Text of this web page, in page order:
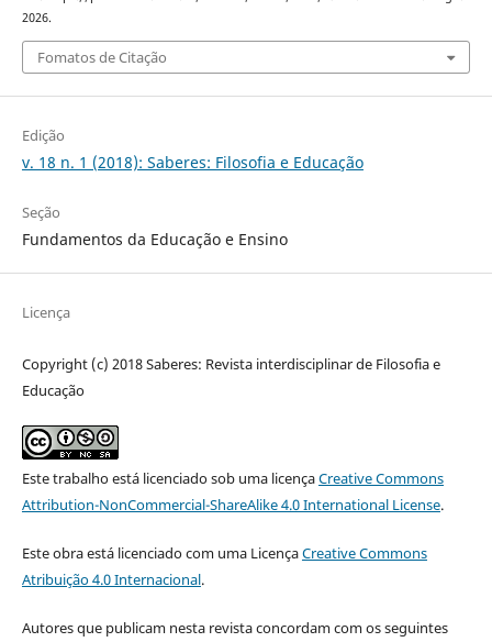
2026.
Fomatos de Citação
Edição
v. 18 n. 1 (2018): Saberes: Filosofia e Educação
Seção
Fundamentos da Educação e Ensino
Licença
Copyright (c) 2018 Saberes: Revista interdisciplinar de Filosofia e
Educação
Este trabalho está licenciado sob uma licençaCreative Commons
Attribution-NonCommercial-ShareAlike 4.0 International License.
Este obra está licenciado com uma LicençaCreative Commons
Atribuição 4.0 Internacional.
Autores que publicam nesta revista concordam com os seguintes